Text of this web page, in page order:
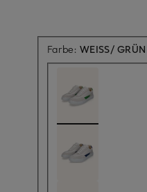
Farbe:WEISS/ GRÜN